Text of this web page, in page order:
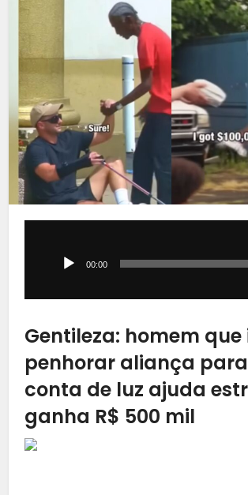
00:00
Gentileza: homem que
penhorar aliança
conta de luz ajuda
ganha R$ 500 mil